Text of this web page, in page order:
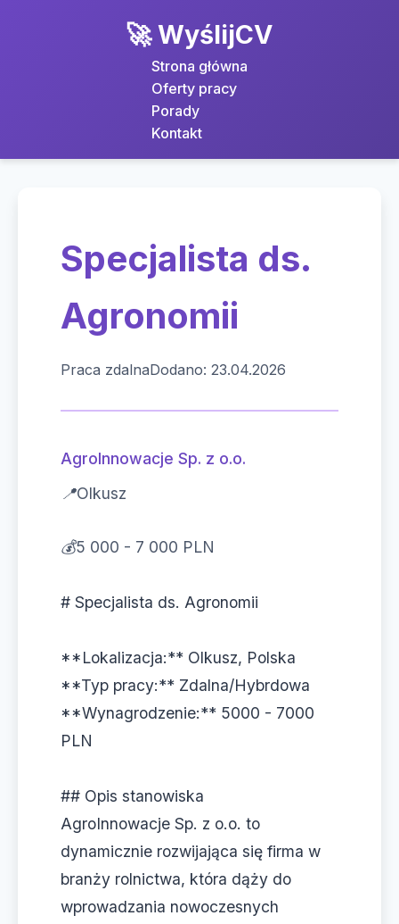
🚀 WyślijCV
Strona główna
Oferty pracy
Porady
Kontakt
Specjalista ds.
Agronomii
Praca zdalnaDodano: 23.04.2026
AgroInnowacje Sp. z o.o.
📍Olkusz
💰5 000 - 7 000 PLN
# Specjalista ds. Agronomii
**Lokalizacja:** Olkusz, Polska
**Typ pracy:** Zdalna/Hybrdowa
**Wynagrodzenie:** 5000 - 7000
PLN
## Opis stanowiska
AgroInnowacje Sp. z o.o. to
dynamicznie rozwijająca się firma w
branży rolnictwa, która dąży do
wprowadzania nowoczesnych